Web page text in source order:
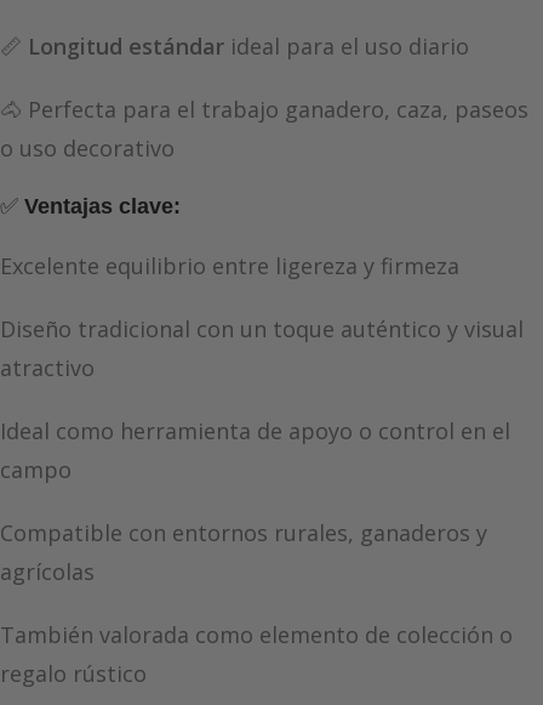
📏 Longitud estándar ideal para el uso diario
🐴 Perfecta para el trabajo ganadero, caza, paseos
o uso decorativo
✅ Ventajas clave:
Excelente equilibrio entre ligereza y firmeza
Diseño tradicional con un toque auténtico y visual
atractivo
Ideal como herramienta de apoyo o control en el
campo
Compatible con entornos rurales, ganaderos y
agrícolas
También valorada como elemento de colección o
regalo rústico